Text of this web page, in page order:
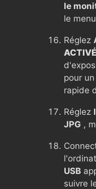
le
le
Réglez
ACTIVÉ
pour
rapide
Réglez
JPG ,
USB
suivre